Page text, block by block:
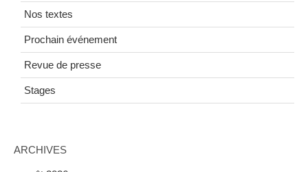
Nos textes
Prochain événement
Revue de presse
Stages
ARCHIVES